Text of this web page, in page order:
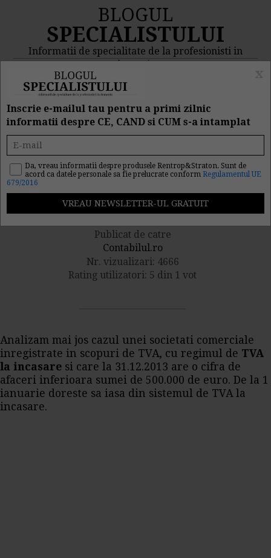
BLOGUL
SPECIALISTULUI
Informatii de specialitate de la profesionisti in
domeniu
MENIU
Iesire din sistemul TVA la
incasare. Ce declaratii se
depun
Publicat de catre
Contabilul.ro
Nr. vizualizari: 4666
Rating utilizatori: 5 din 1 vot
Analizam mai jos cazul unei societati comerciale
inregistrate in scopuri de TVA, cu regimul de TVA
la incasare si care la 31.12.2013 are o cifra de
afaceri inferioara sumei de 500.000 de euro. De la 1
ianuarie doreste sa iasa din sistemul de TVA la
incasare.
Inscrie e-mailul tau pentru a primi zilnic
informatii despre CE, CAND si CUM s-a intamplat
Da, vreau informatii despre produsele Rentrop&Straton. Sunt de
acord ca datele personale sa fie prelucrate conform Regulamentul UE
679/2016